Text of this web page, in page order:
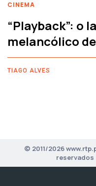
CINEMA
“Playback”: o
melancólico
TIAGO ALVES
© 2011/2026
reservados